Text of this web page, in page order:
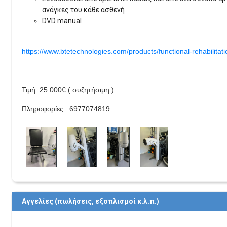
ανάγκες του κάθε ασθενή
DVD manual
https://www.btetechnologies.com/products/functional-
Τιμή: 25.000€ ( συζητήσιμη )
Πληροφορίες : 6977074819
Αγγελίες (πωλήσεις, εξοπλισμοί κ.λ.π.)